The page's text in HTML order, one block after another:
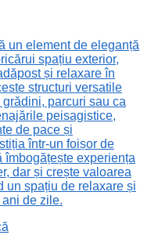
un element de eleganță
spațiu exterior,
și relaxare în
structuri versatile
parcuri sau ca
peisagistice,
de pace și
într-un foișor de
îmbogățește experiența
dar și crește valoarea
un spațiu de relaxare și
de zile.